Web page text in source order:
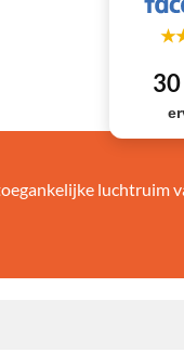
luchtruim